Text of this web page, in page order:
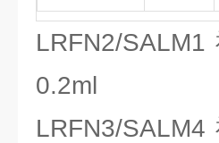
LRFN2/
0.2ml
LRFN3/